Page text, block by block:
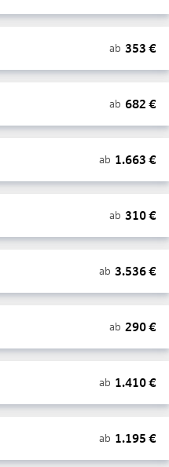
ab 353 €
ab 682 €
ab 1.663 €
ab 310€
ab 3.536€
ab 290€
ab 1.410€
ab 1.195 €